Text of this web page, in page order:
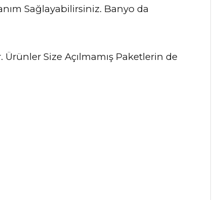
Sağlayabilirsiniz. Banyo da
Size Açılmamış Paketlerin de